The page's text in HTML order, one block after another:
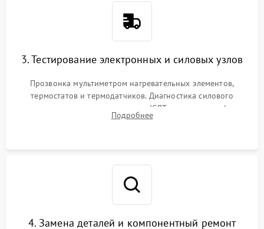
3. Тестирование электронных и силовых узлов
Прозвонка мультиметром нагревательных элементов,
термостатов и термодатчиков. Диагностика силового
модуля, реле, диодных мостов и IGBT-транзисторов (для
индукции). Проверка кранов и газ-контроля (для газовых
Подробнее
4. Замена деталей и компонентный ремонт